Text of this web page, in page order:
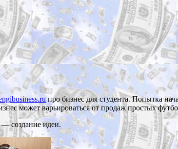
про бизнес для студента. Попытка
может варьироваться от продаж простых
— создание идеи.